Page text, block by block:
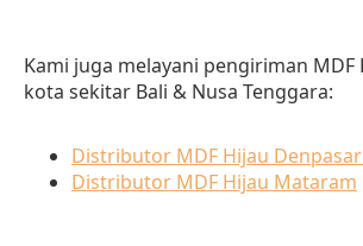
Kami juga melayani pengiriman MDF
kota sekitar Bali & Nusa Tenggara:
Distributor MDF Hijau
Distributor MDF Hijau Mataram